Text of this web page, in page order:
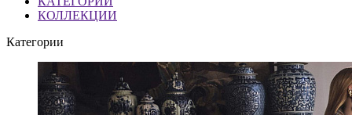
КОЛЛЕКЦИИ
Категории